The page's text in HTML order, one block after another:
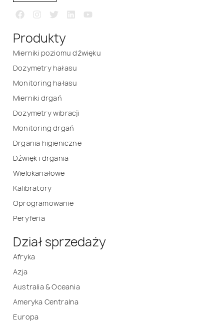
Produkty
Mierniki poziomu dźwięku
Dozymetry hałasu
Monitoring hałasu
Mierniki drgań
Dozymetry wibracji
Monitoring drgań
Drgania higieniczne
Dźwięk i drgania
Wielokanałowe
Kalibratory
Oprogramowanie
Peryferia
Dział sprzedaży
Afryka
Azja
Australia & Oceania
Ameryka Centralna
Europa